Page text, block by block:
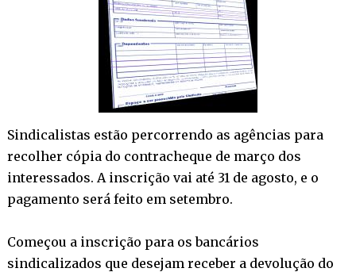
Sindicalistas estão percorrendo as agências para
recolher cópia do contracheque de março dos
interessados. A inscrição vai até 31 de agosto, e o
pagamento será feito em setembro.
Começou a inscrição para os bancários
sindicalizados que desejam receber a devolução do